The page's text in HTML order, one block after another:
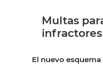
Multas
infractores
El nuevo